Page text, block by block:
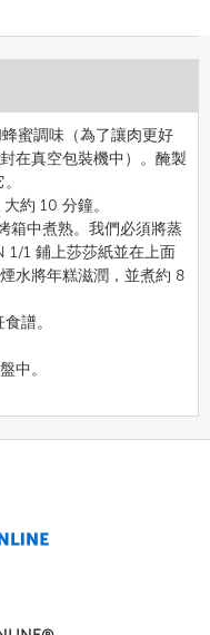
蜜調味（為了讓肉更好
在真空包裝機中）。醃製
約 10 分鐘。
箱中煮熟。我們必須將蒸
1/1 鋪上莎莎紙並在上面
水將年糕滋潤，並煮約 8
譜。
中。